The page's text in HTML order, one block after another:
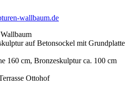
wallbaum.de
auf Betonsockel mit Grundplatte
160 cm, Bronzeskulptur ca. 100 cm
Ottohof